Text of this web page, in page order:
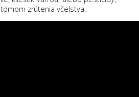
zrútenia včelstva.